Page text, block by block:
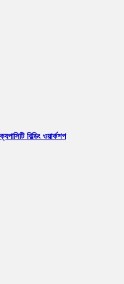
বিল্ডিং ওয়ার্কশপ